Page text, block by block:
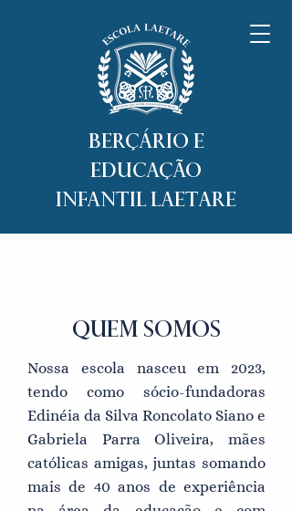
Berçário e
Educação
Infantil Laetare
QUEM SOMOS
Nossa escola nasceu em 2023,
tendo como sócio-fundadoras
Edinéia da Silva Roncolato Siano e
Gabriela Parra Oliveira, mães
católicas amigas, juntas somando
mais de 40 anos de experiência